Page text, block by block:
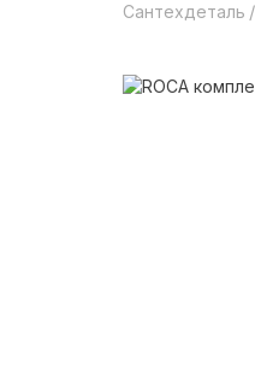
Сантехдеталь